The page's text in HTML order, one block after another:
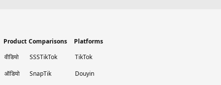
Product
वीडियो
ऑडियो
Comparisons
SSSTikTok
SnapTik
Platforms
TikTok
Douyin